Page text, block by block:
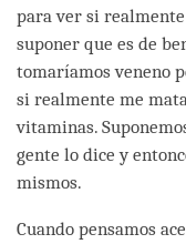
para ver si
suponer que es de
tomaríamos veneno
si realmente me
vitaminas.
gente lo dice y
mismos.
Cuando pensamos